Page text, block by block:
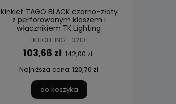
Kinkiet TAGO BLACK czarno-złoty
z perforowanym kloszem i
włącznikiem TK Lighting
TK LIGHTING - 3210T
103,66 zł 142,00 zł
Najniższa cena: 120,70 zł
do koszyka